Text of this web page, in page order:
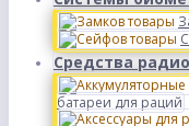
Средства
батареи для раций